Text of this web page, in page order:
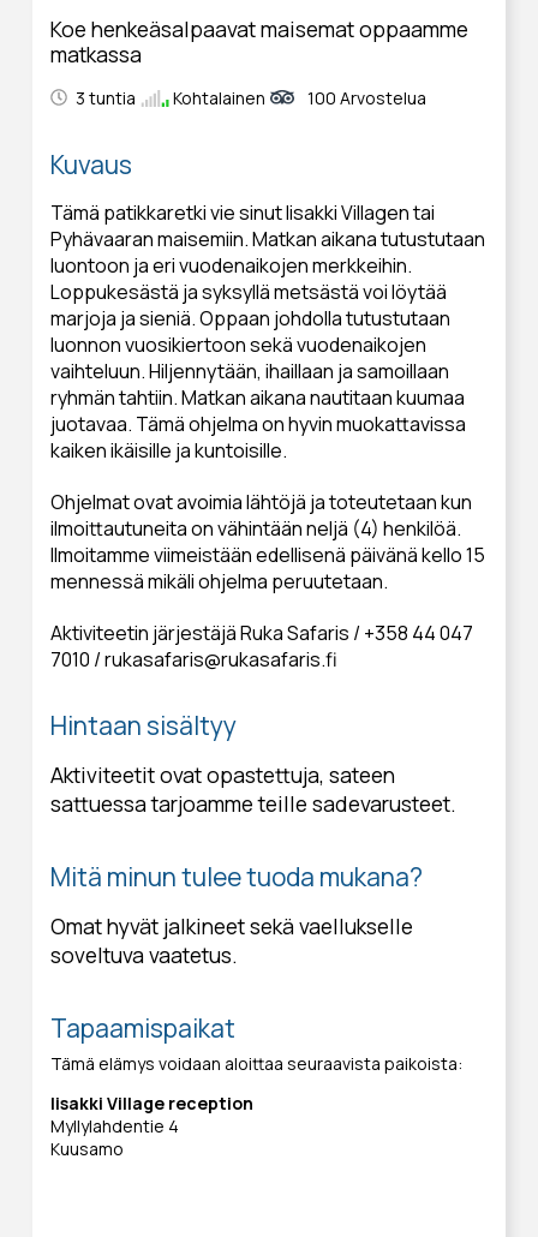
Koe henkeäsalpaavat maisemat oppaamme
matkassa
3 tuntia Kohtalainen 100 Arvostelua
Kuvaus
Tämä patikkaretki vie sinut Iisakki Villagen tai
Pyhävaaran maisemiin. Matkan aikana tutustutaan
luontoon ja eri vuodenaikojen merkkeihin.
Loppukesästä ja syksyllä metsästä voi löytää
marjoja ja sieniä. Oppaan johdolla tutustutaan
luonnon vuosikiertoon sekä vuodenaikojen
vaihteluun. Hiljennytään, ihaillaan ja samoillaan
ryhmän tahtiin. Matkan aikana nautitaan kuumaa
juotavaa. Tämä ohjelma on hyvin muokattavissa
kaiken ikäisille ja kuntoisille.
Ohjelmat ovat avoimia lähtöjä ja toteutetaan kun
ilmoittautuneita on vähintään neljä (4) henkilöä.
Ilmoitamme viimeistään edellisenä päivänä kello 15
mennessä mikäli ohjelma peruutetaan.
Aktiviteetin järjestäjä Ruka Safaris / +358 44 047
7010 / rukasafaris@rukasafaris.fi
Hintaan sisältyy
Aktiviteetit ovat opastettuja, sateen
sattuessa tarjoamme teille sadevarusteet.
Mitä minun tulee tuoda mukana?
Omat hyvät jalkineet sekä vaellukselle
soveltuva vaatetus.
Tapaamispaikat
Tämä elämys voidaan aloittaa seuraavista paikoista:
Iisakki Village reception
Myllylahdentie 4
Kuusamo